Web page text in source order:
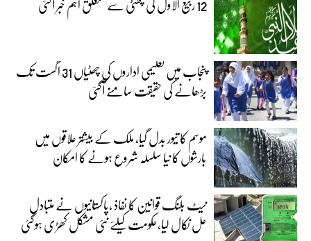
پنجاب میں تعلیمی اداروں کی چھٹیاں 31 اگست تک
بڑھانے کی حقیقت سامنے آگئی
موسم کا تیور بدل گیا، ملک کے بیشتر علاقوں میں
بارشوں کا نیا سلسلہ شروع ہونے کا امکان
نیٹ بلنگ قوانین کا نفاذ ،پاکستانیوں نے متبادل
حل نکال لیا،حکومت کیلئے نئی مشکل کھڑی ہوگئی